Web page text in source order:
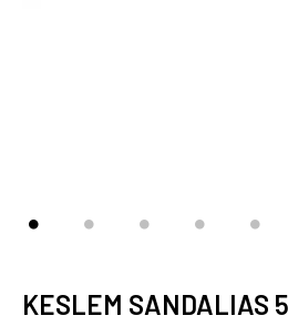
KESLEM SANDALIAS